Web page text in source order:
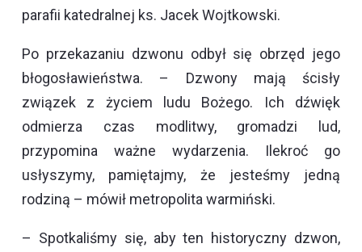
parafii katedralnej ks. Jacek Wojtkowski.
Po przekazaniu dzwonu odbył się obrzęd jego
błogosławieństwa. – Dzwony mają ścisły
związek z życiem ludu Bożego. Ich dźwięk
odmierza czas modlitwy, gromadzi lud,
przypomina ważne wydarzenia. Ilekroć go
usłyszymy, pamiętajmy, że jesteśmy jedną
rodziną – mówił metropolita warmiński.
– Spotkaliśmy się, aby ten historyczny dzwon,